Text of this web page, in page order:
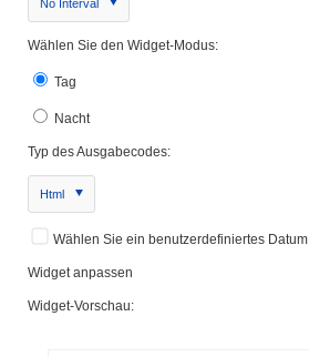
No Interval
Wählen Sie den Widget-Modus:
Tag
Nacht
Typ des Ausgabecodes:
Html
Wählen Sie ein benutzerdefiniertes Datum
Widget anpassen
Widget-Vorschau: